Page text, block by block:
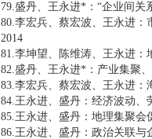
79.盛丹、王永进*：“企业间关
80.李宏兵、蔡宏波、王永进：
2014
81.李坤望、陈维涛、王永进：
82.盛丹、王永进*：产业集聚
83.李宏兵、蔡宏波、王永进：
84.王永进、盛丹：经济波动、
85.王永进、盛丹：地理集聚会
86.王永进、盛丹：政治关联与